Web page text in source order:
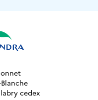
cedex